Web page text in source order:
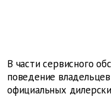
В части сервисного
поведение
официальных